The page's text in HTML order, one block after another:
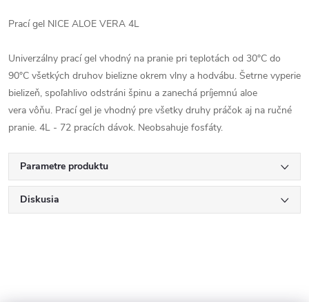
Prací gel NICE ALOE VERA 4L
Univerzálny prací gel vhodný na pranie pri teplotách od 30°C do
90°C všetkých druhov bielizne okrem vlny a hodvábu. Šetrne vyperie
bielizeň, spoľahlivo odstráni špinu a zanechá príjemnú aloe
vera vôňu. Prací gel je vhodný pre všetky druhy práčok aj na ručné
pranie. 4L - 72 pracích dávok. Neobsahuje fosfáty.
Parametre produktu
Diskusia